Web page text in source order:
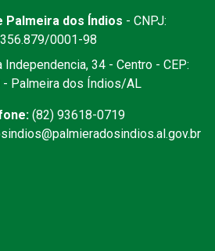
Palmeira dos Índios - CNPJ:
0001-98
Independencia, 34 - Centro - CEP:
Palmeira dos Índios/AL
(82) 93618-0719